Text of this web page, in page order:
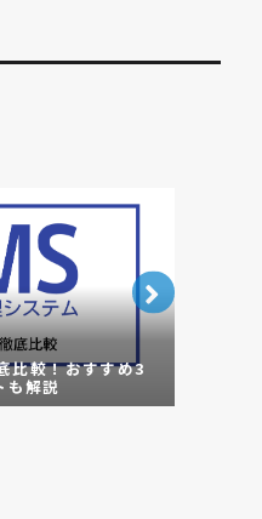
比較！おすすめ3
も解説